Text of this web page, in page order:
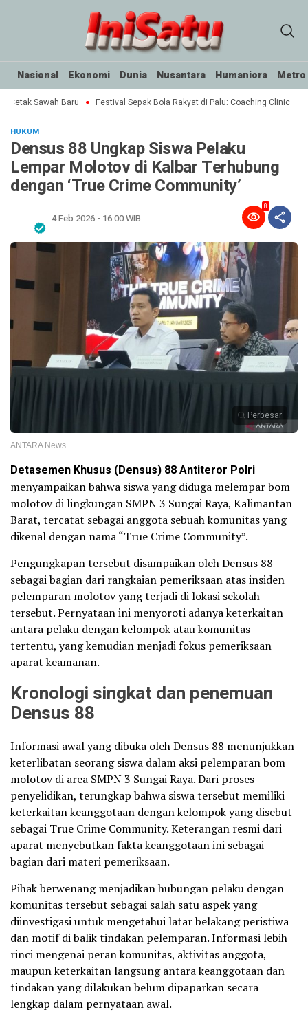
Nasional Ekonomi Dunia Nusantara Humaniora Metro
Sawah Baru Festival Sepak Bola Rakyat di Palu: Coaching Clinic untuk
HUKUM
Densus 88 Ungkap Siswa Pelaku
Lempar Molotov di Kalbar Terhubung
dengan ‘True Crime Community’
4 Feb 2026 - 16:00 WIB
8
Perbesar
ANTARA News
Detasemen Khusus (Densus) 88 Antiteror Polri
menyampaikan bahwa siswa yang diduga melempar bom
molotov di lingkungan SMPN 3 Sungai Raya, Kalimantan
Barat, tercatat sebagai anggota sebuah komunitas yang
dikenal dengan nama “True Crime Community”.
Pengungkapan tersebut disampaikan oleh Densus 88
sebagai bagian dari rangkaian pemeriksaan atas insiden
pelemparan molotov yang terjadi di lokasi sekolah
tersebut. Pernyataan ini menyoroti adanya keterkaitan
antara pelaku dengan kelompok atau komunitas
tertentu, yang kemudian menjadi fokus pemeriksaan
aparat keamanan.
Kronologi singkat dan penemuan
Densus 88
Informasi awal yang dibuka oleh Densus 88 menunjukkan
keterlibatan seorang siswa dalam aksi pelemparan bom
molotov di area SMPN 3 Sungai Raya. Dari proses
penyelidikan, terungkap bahwa siswa tersebut memiliki
keterkaitan keanggotaan dengan kelompok yang disebut
sebagai True Crime Community. Keterangan resmi dari
aparat menyebutkan fakta keanggotaan ini sebagai
bagian dari materi pemeriksaan.
Pihak berwenang menjadikan hubungan pelaku dengan
komunitas tersebut sebagai salah satu aspek yang
diinvestigasi untuk mengetahui latar belakang peristiwa
dan motif di balik tindakan pelemparan. Informasi lebih
rinci mengenai peran komunitas, aktivitas anggota,
maupun keterkaitan langsung antara keanggotaan dan
tindakan yang dilakukan belum dipaparkan secara
lengkap dalam pernyataan awal.